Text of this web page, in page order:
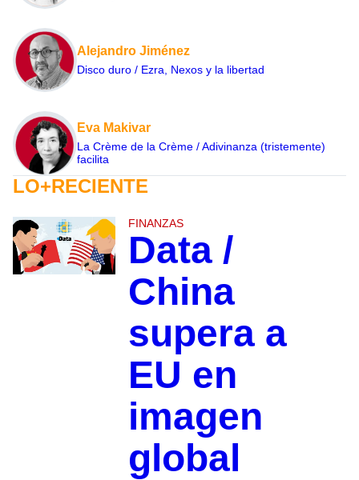
Alejandro Jiménez
Disco duro / Ezra, Nexos y la libertad
Eva Makivar
La Crème de la Crème / Adivinanza (tristemente)
facilita
LO+RECIENTE
FINANZAS
Data /
China
supera a
EU en
imagen
global